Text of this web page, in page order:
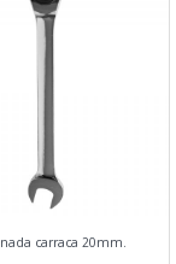
carraca 20mm.